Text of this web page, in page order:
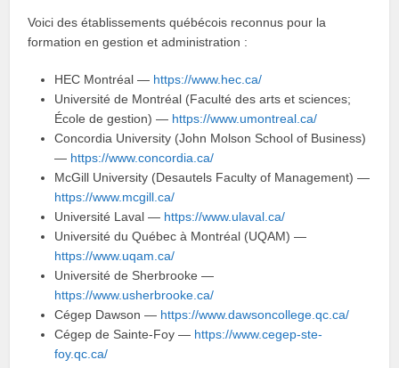
Voici des établissements québécois reconnus pour la
formation en gestion et administration :
HEC Montréal — https://www.hec.ca/
Université de Montréal (Faculté des arts et sciences;
École de gestion) — https://www.umontreal.ca/
Concordia University (John Molson School of Business)
— https://www.concordia.ca/
McGill University (Desautels Faculty of Management) —
https://www.mcgill.ca/
Université Laval — https://www.ulaval.ca/
Université du Québec à Montréal (UQAM) —
https://www.uqam.ca/
Université de Sherbrooke —
https://www.usherbrooke.ca/
Cégep Dawson — https://www.dawsoncollege.qc.ca/
Cégep de Sainte‑Foy — https://www.cegep-ste-
foy.qc.ca/